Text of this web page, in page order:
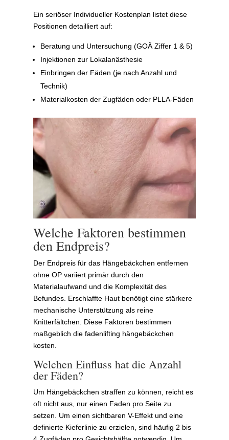
Ein seriöser Individueller Kostenplan listet diese
Positionen detailliert auf:
Beratung und Untersuchung (GOÄ Ziffer 1 & 5)
Injektionen zur Lokalanästhesie
Einbringen der Fäden (je nach Anzahl und
Technik)
Materialkosten der Zugfäden oder PLLA-Fäden
Welche Faktoren bestimmen
den Endpreis?
Der Endpreis für das Hängebäckchen entfernen
ohne OP variiert primär durch den
Materialaufwand und die Komplexität des
Befundes. Erschlaffte Haut benötigt eine stärkere
mechanische Unterstützung als reine
Knitterfältchen. Diese Faktoren bestimmen
maßgeblich die fadenlifting hängebäckchen
kosten.
Welchen Einfluss hat die Anzahl
der Fäden?
Um Hängebäckchen straffen zu können, reicht es
oft nicht aus, nur einen Faden pro Seite zu
setzen. Um einen sichtbaren V-Effekt und eine
definierte Kieferlinie zu erzielen, sind häufig 2 bis